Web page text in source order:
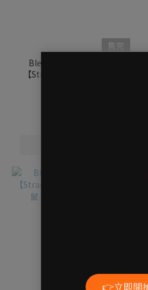
售完
Blender Bottle 搖搖杯
【Strada Tritan 吃貨歐拉
售完